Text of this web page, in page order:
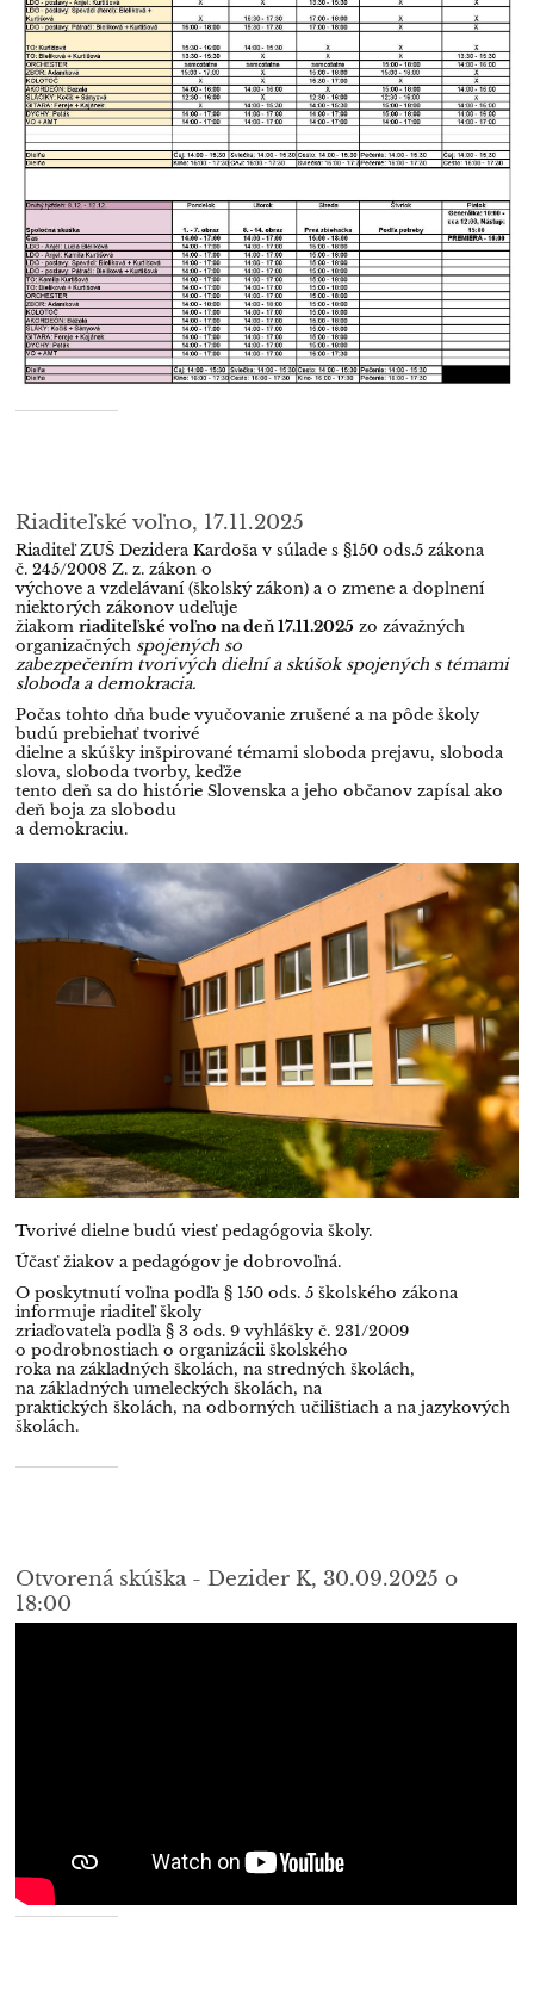
Riaditeľské voľno, 17.11.2025
Riaditeľ ZUŠ Dezidera Kardoša v súlade s §150 ods.5 zákona
č. 245/2008 Z. z. zákon o
výchove a vzdelávaní (školský zákon) a o zmene a doplnení
niektorých zákonov udeľuje
žiakomriaditeľské voľno na deň 17.11.2025 zo závažných
organizačných spojených so
zabezpečením tvorivých dielní a skúšok spojených s témami
sloboda a demokracia.
Počas tohto dňa bude vyučovanie zrušené a na pôde školy
budú prebiehať tvorivé
dielne a skúšky inšpirované témami sloboda prejavu, sloboda
slova, sloboda tvorby, keďže
tento deň sa do histórie Slovenska a jeho občanov zapísal ako
deň boja za slobodu
a demokraciu.
Tvorivé dielne budú viesť pedagógovia školy.
Účasť žiakov a pedagógov je dobrovoľná.
O poskytnutí voľna podľa § 150 ods. 5 školského zákona
informuje riaditeľ školy
zriaďovateľa podľa § 3 ods. 9 vyhlášky č. 231/2009
o podrobnostiach o organizácii školského
roka na základných školách, na stredných školách,
na základných umeleckých školách, na
praktických školách, na odborných učilištiach a na jazykových
školách.
Otvorená skúška - Dezider K, 30.09.2025 o
18:00